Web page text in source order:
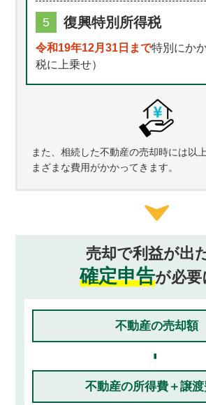
5 復興特別所得税
令和19年12月31日まで特別にか
税に上乗せ）
また、相続した不動産の売却時には以
まざまな費用がかかってきます。
売却で利益が出
確定申告が必要
不動産の売却額
-
不動産の所得費＋譲渡